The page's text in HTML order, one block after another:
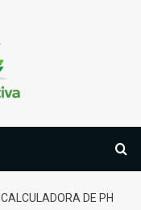
CALCULADORA DE PH